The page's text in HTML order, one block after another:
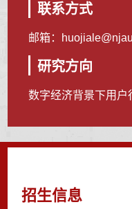
联系方式
邮箱：
研究方向
数字经济背景下用户
招生信息